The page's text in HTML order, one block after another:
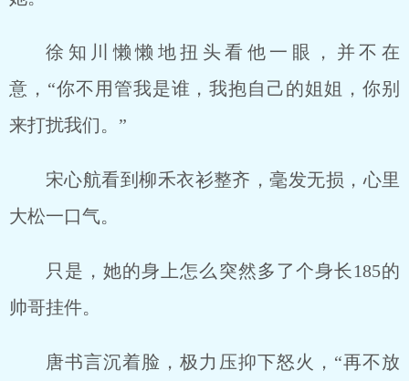
徐知川懒懒地扭头看他一眼，并不在
意，“你不用管我是谁，我抱自己的姐姐，你别
来打扰我们。”
宋心航看到柳禾衣衫整齐，毫发无损，心里
大松一口气。
只是，她的身上怎么突然多了个身长185的
帅哥挂件。
唐书言沉着脸，极力压抑下怒火，“再不放